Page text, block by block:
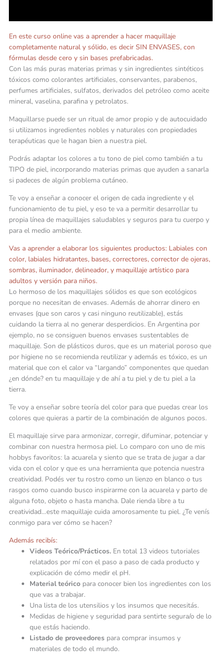
En este curso online vas a aprender a hacer maquillaje
completamente natural y sólido, es decir SIN ENVASES, con
fórmulas desde cero y sin bases prefabricadas.
Con las más puras materias primas y sin ingredientes sintéticos
tóxicos como colorantes artificiales, conservantes, parabenos,
perfumes artificiales, sulfatos, derivados del petróleo como aceite
mineral, vaselina, parafina y petrolatos.
Maquillarse puede ser un ritual de amor propio y de autocuidado
si utilizamos ingredientes nobles y naturales con propiedades
terapéuticas que le hagan bien a nuestra piel.
Podrás adaptar los colores a tu tono de piel como también a tu
TIPO de piel, incorporando materias primas que ayuden a sanarla
si padeces de algún problema cutáneo.
Te voy a enseñar a conocer el origen de cada ingrediente y el
funcionamiento de tu piel, y eso te va a permitir desarrollar tu
propia línea de maquillajes saludables y seguros para tu cuerpo y
para el medio ambiente.
Vas a aprender a elaborar los siguientes productos: Labiales con
color, labiales hidratantes, bases, correctores, corrector de ojeras,
sombras, iluminador, delineador, y maquillaje artístico para
adultos y versión para niños.
Lo hermoso de los maquillajes sólidos es que son ecológicos
porque no necesitan de envases. Además de ahorrar dinero en
envases (que son caros y casi ninguno reutilizable), estás
cuidando la tierra al no generar desperdicios. En Argentina por
ejemplo, no se consiguen buenos envases sustentables de
maquillaje. Son de plásticos duros, que es un material poroso que
por higiene no se recomienda reutilizar y además es tóxico, es un
material que con el calor va “largando” componentes que quedan
¿en dónde? en tu maquillaje y de ahí a tu piel y de tu piel a la
tierra.
Te voy a enseñar sobre teoría del color para que puedas crear los
colores que quieras a partir de la combinación de algunos pocos.
El maquillaje sirve para armonizar, corregir, difuminar, potenciar y
combinar con nuestra hermosa piel. Lo comparo con uno de mis
hobbys favoritos: la acuarela y siento que se trata de jugar a dar
vida con el color y que es una herramienta que potencia nuestra
creatividad. Podés ver tu rostro como un lienzo en blanco o tus
rasgos como cuando busco inspirarme con la acuarela y parto de
alguna foto, objeto o hasta mancha. Dale rienda libre a tu
creatividad…este maquillaje cuida amorosamente tu piel. ¿Te venís
conmigo para ver cómo se hacen?
Además recibís:
Videos Teórico/Prácticos.En total 13 videos tutoriales
relatados por mí con el paso a paso de cada producto y
explicación de cómo medir el pH.
Material teóricopara conocer bien los ingredientes con los
que vas a trabajar.
Una lista de los utensilios y los insumos que necesitás.
Medidas de higiene y seguridad para sentirte segura/o de lo
que estás haciendo.
Listado de proveedorespara comprar insumos y
materiales de todo el mundo.